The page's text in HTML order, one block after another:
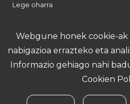
Lege oharra
Pribatutasun politika
Webgune honek cookie-
nabigazioa errazteko eta
Informazio gehiago nahi
Cookien